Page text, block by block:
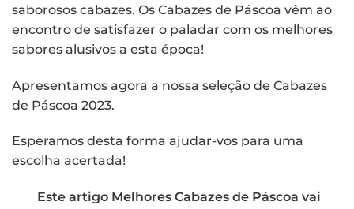
saborosos cabazes. Os Cabazes de Páscoa vêm ao
encontro de satisfazer o paladar com os melhores
sabores alusivos a esta época!
Apresentamos agora a nossa seleção de Cabazes
de Páscoa 2023.
Esperamos desta forma ajudar-vos para uma
escolha acertada!
Este artigo Melhores Cabazes de Páscoa vai